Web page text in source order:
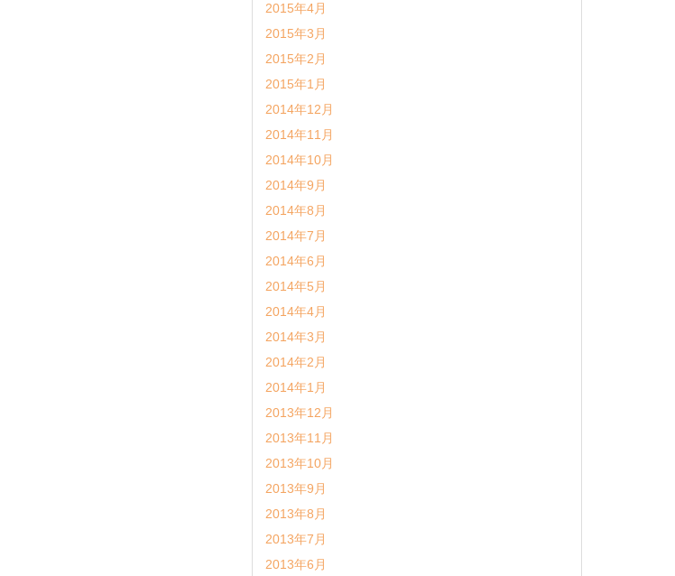
2015年4月
2015年3月
2015年2月
2015年1月
2014年12月
2014年11月
2014年10月
2014年9月
2014年8月
2014年7月
2014年6月
2014年5月
2014年4月
2014年3月
2014年2月
2014年1月
2013年12月
2013年11月
2013年10月
2013年9月
2013年8月
2013年7月
2013年6月